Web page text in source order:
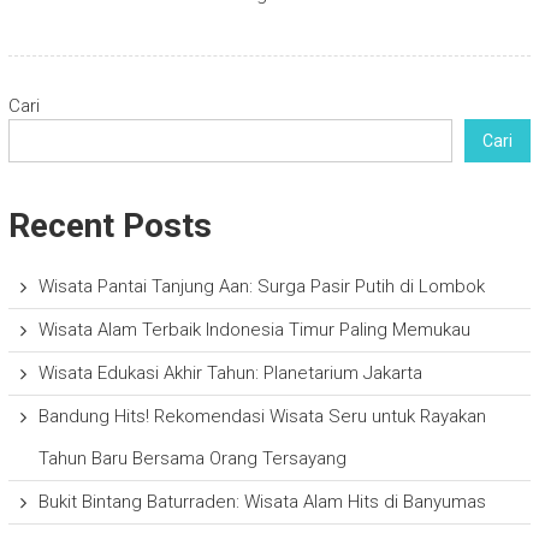
Cari
Cari
Recent Posts
Wisata Pantai Tanjung Aan: Surga Pasir Putih di Lombok
Wisata Alam Terbaik Indonesia Timur Paling Memukau
Wisata Edukasi Akhir Tahun: Planetarium Jakarta
Bandung Hits! Rekomendasi Wisata Seru untuk Rayakan
Tahun Baru Bersama Orang Tersayang
Bukit Bintang Baturraden: Wisata Alam Hits di Banyumas